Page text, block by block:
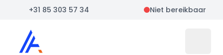
+31 85 303 57 34 Niet bereikbaar
Auto Atlas